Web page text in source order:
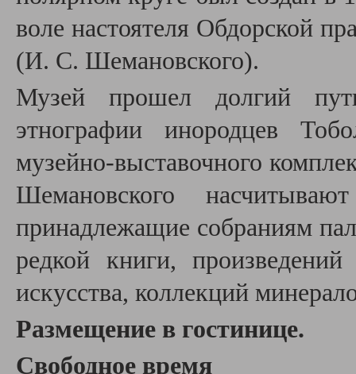
воле настоятеля Обдорской
(И. С. Шемановского).
Музей прошел долгий
этнографии инородцев
музейно-выставочного
Шемановского
принадлежащие собраниям
редкой книги,
искусства, коллекций
Размещение в гостинице.
Свободное время